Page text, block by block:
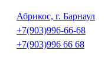
Абрикос, г. Барнаул
+7(903)996-66-68
+7(903)996 66 68